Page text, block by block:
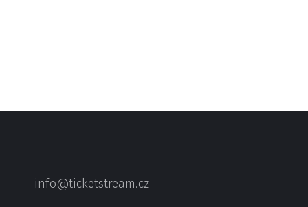
info@ticketstream.cz